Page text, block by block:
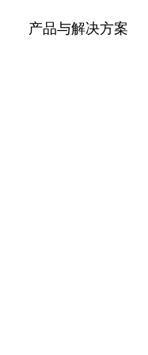
产品与解决方案